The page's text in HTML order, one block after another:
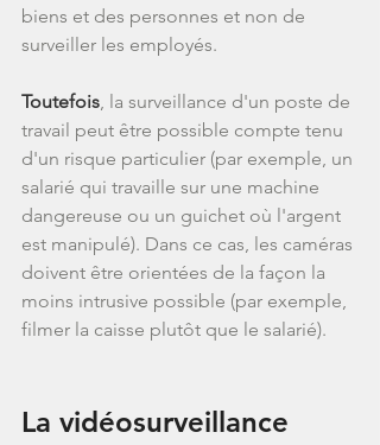
biens et des personnes et non de
surveiller les employés.
Toutefois, la surveillance d'un poste de
travail peut être possible compte tenu
d'un risque particulier (par exemple, un
salarié qui travaille sur une machine
dangereuse ou un guichet où l'argent
est manipulé). Dans ce cas, les caméras
doivent être orientées de la façon la
moins intrusive possible (par exemple,
filmer la caisse plutôt que le salarié).
La vidéosurveillance